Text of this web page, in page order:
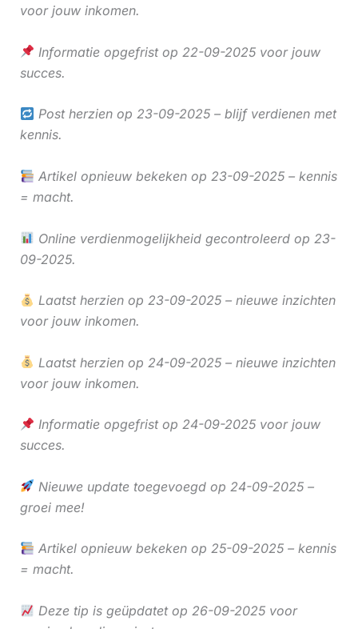
voor jouw inkomen.
Informatie opgefrist op 22-09-2025 voor jouw
succes.
Post herzien op 23-09-2025 – blijf verdienen met
kennis.
Artikel opnieuw bekeken op 23-09-2025 – kennis
= macht.
Online verdienmogelijkheid gecontroleerd op 23-
09-2025.
Laatst herzien op 23-09-2025 – nieuwe inzichten
voor jouw inkomen.
Laatst herzien op 24-09-2025 – nieuwe inzichten
voor jouw inkomen.
Informatie opgefrist op 24-09-2025 voor jouw
succes.
Nieuwe update toegevoegd op 24-09-2025 –
groei mee!
Artikel opnieuw bekeken op 25-09-2025 – kennis
= macht.
Deze tip is geüpdatet op 26-09-2025 voor